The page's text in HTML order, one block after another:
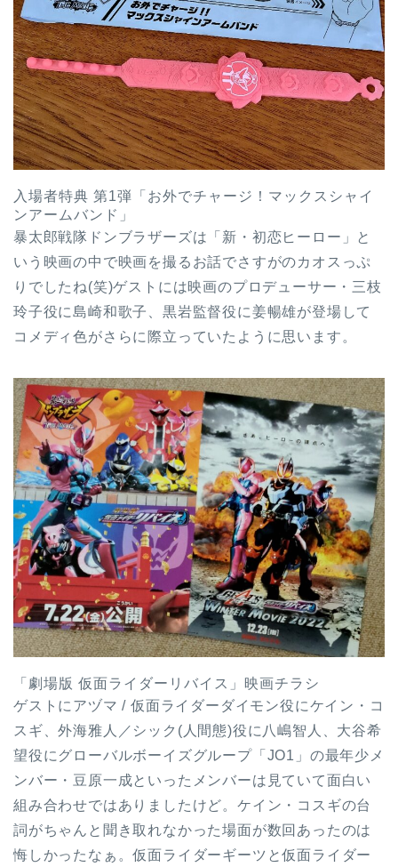
入場者特典 第1弾「お外でチャージ！マックスシャイ
ンアームバンド」
暴太郎戦隊ドンブラザーズは「新・初恋ヒーロー」と
いう映画の中で映画を撮るお話でさすがのカオスっぷ
りでしたね(笑)ゲストには映画のプロデューサー・三枝
玲子役に島崎和歌子、黒岩監督役に姜暢雄が登場して
コメディ色がさらに際立っていたように思います。
「劇場版 仮面ライダーリバイス」映画チラシ
ゲストにアヅマ / 仮面ライダーダイモン役にケイン・コ
スギ、外海雅人／シック(人間態)役に八嶋智人、大谷希
望役にグローバルボーイズグループ「JO1」の最年少メ
ンバー・豆原一成といったメンバーは見ていて面白い
組み合わせではありましたけど。ケイン・コスギの台
詞がちゃんと聞き取れなかった場面が数回あったのは
悔しかったなぁ。仮面ライダーギーツと仮面ライダー